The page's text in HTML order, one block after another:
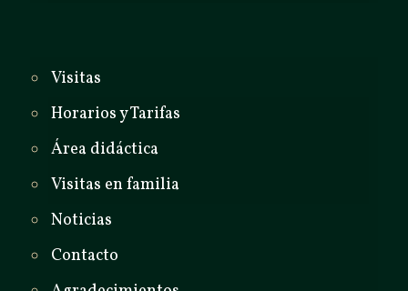
Visitas
Horarios y Tarifas
Área didáctica
Visitas en familia
Noticias
Contacto